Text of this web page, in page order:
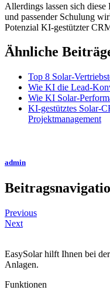
Allerdings lassen sich
und passender Schulung
Potenzial KI-gestützter
Ähnliche
Top 8 Solar-
Wie KI die Lead-
Wie KI Solar-
KI-gestütztes Solar-
Projektmanagement
admin
Previous
Next
EasySolar hilft Ihnen bei
Anlagen.
Funktionen